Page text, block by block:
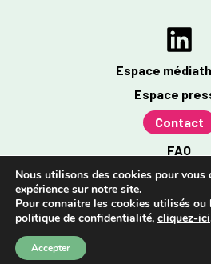
Espace
Espace
Contact
FAQ
Mentions
Politique de
Accessibilité : partiellement
Nous utilisons des cookies pour
expérience sur notre site.
Pour connaitre les cookies utilisés
politique de confidentialité, cliquez-ici
Accepter